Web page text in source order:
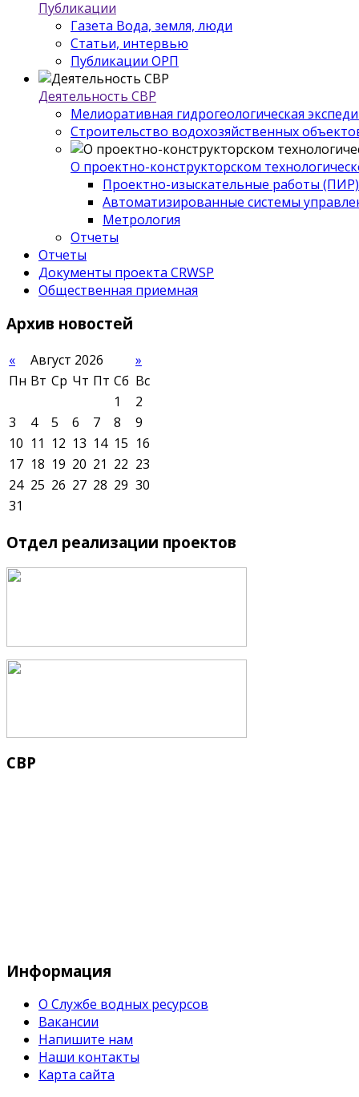
Публикации
Газета Вода, земля, люди
Статьи, интервью
Публикации ОРП
Деятельность СВР
Мелиоративная гидрогеологическая
Строительство водохозяйственных
О проектно-конструкторском
Проектно-изыскательные работы (ПИР)
Автоматизированные системы
Метрология
Отчеты
Отчеты
Документы проекта CRWSP
Общественная приемная
Архив новостей
« Август 2026
»
Пн Вт Ср Чт Пт Сб Вс
1
2
3
4 5 6 7 8
9
10 11 12 13 14 15 16
17 18 19 20 21 22 23
24 25 26 27 28 29 30
31
Отдел реализации проектов
СВР
Информация
О Службе водных ресурсов
Вакансии
Напишите нам
Наши контакты
Карта сайта